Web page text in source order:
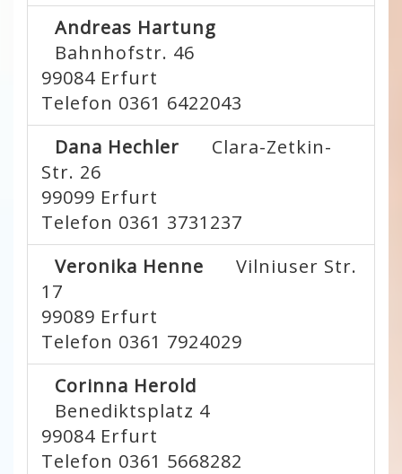
Andreas Hartung
Bahnhofstr. 46
99084 Erfurt
Telefon 0361 6422043
Dana Hechler
Clara-Zetkin-
Str. 26
99099 Erfurt
Telefon 0361 3731237
Veronika Henne
Vilniuser Str.
17
99089 Erfurt
Telefon 0361 7924029
Corinna Herold
Benediktsplatz 4
99084 Erfurt
Telefon 0361 5668282